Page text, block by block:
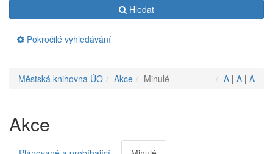
rozšířené
Hledat
Pokročilé vyhledávání
Drobečková
Městská knihovna ÚO Akce Minulé A | A | A
Akce